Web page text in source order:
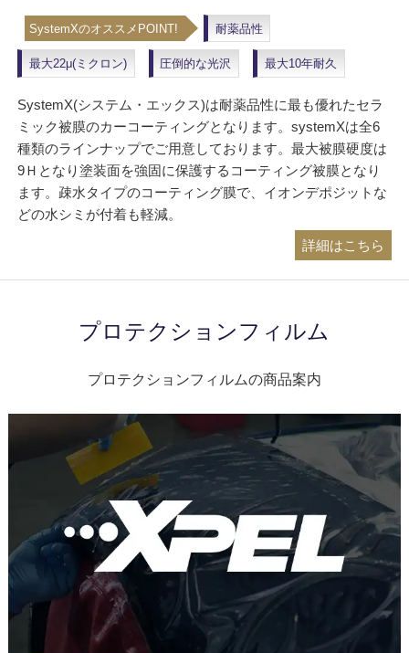
SystemXのオススメPOINT! 耐薬品性
最大22μ(ミクロン) 圧倒的な光沢 最大10年耐久
SystemX(システム・エックス)は耐薬品性に最も優れたセラ
ミック被膜のカーコーティングとなります。systemXは全6
種類のラインナップでご用意しております。最大被膜硬度は
9Ｈとなり塗装面を強固に保護するコーティング被膜となり
ます。疎水タイプのコーティング膜で、イオンデポジットな
どの水シミが付着も軽減。
詳細はこちら
プロテクションフィルム
プロテクションフィルムの商品案内